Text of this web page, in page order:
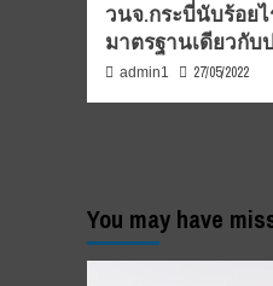
วนจ.กระบี่นับร้อย
มาตรฐานเดียวกับ
admin1 27/05/2022
You may have